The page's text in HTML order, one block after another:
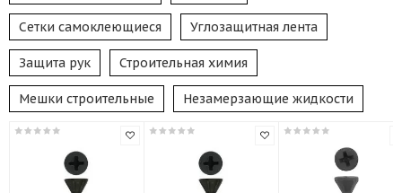
Сетки самоклеющиеся Углозащитная лента
Защита рук Строительная химия
Мешки строительные Незамерзающие жидкости